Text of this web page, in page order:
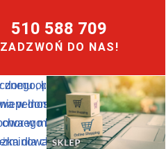
510 588 709
ZADZWOŃ DO NAS!